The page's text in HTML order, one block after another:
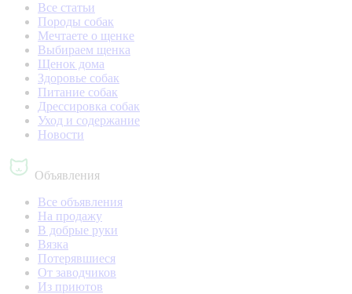
Все статьи
Породы собак
Мечтаете о щенке
Выбираем щенка
Щенок дома
Здоровье собак
Питание собак
Дрессировка собак
Уход и содержание
Новости
Объявления
Все объявления
На продажу
В добрые руки
Вязка
Потерявшиеся
От заводчиков
Из приютов